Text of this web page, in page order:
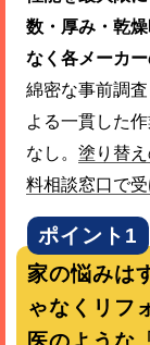
数・厚み・乾
なく各メーカ
綿密な事前調
よる一貫した
なし。 塗り替
料相談窓口で受
ポイント1
家の悩みは
ゃなくリフ